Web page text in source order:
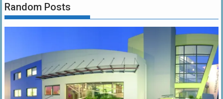
Random Posts